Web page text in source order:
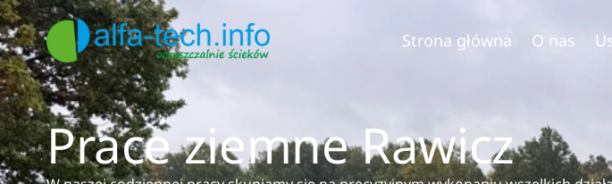
Strona główna O nas
Prace ziemne Rawicz